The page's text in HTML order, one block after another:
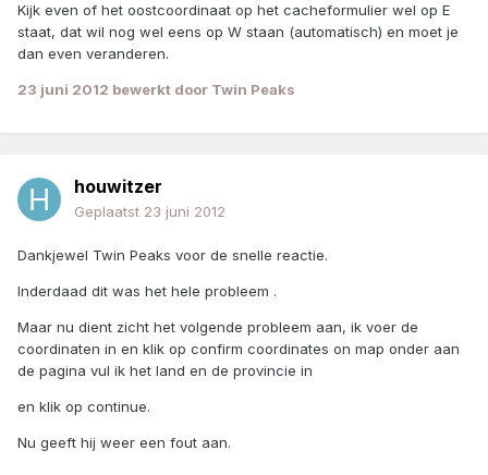
Kijk even of het oostcoordinaat op het cacheformulier wel op E
staat, dat wil nog wel eens op W staan (automatisch) en moet je
dan even veranderen.
23 juni 2012 bewerkt door Twin Peaks
houwitzer
Geplaatst 23 juni 2012
Dankjewel Twin Peaks voor de snelle reactie.
Inderdaad dit was het hele probleem .
Maar nu dient zicht het volgende probleem aan, ik voer de
coordinaten in en klik op confirm coordinates on map onder aan
de pagina vul ik het land en de provincie in
en klik op continue.
Nu geeft hij weer een fout aan.